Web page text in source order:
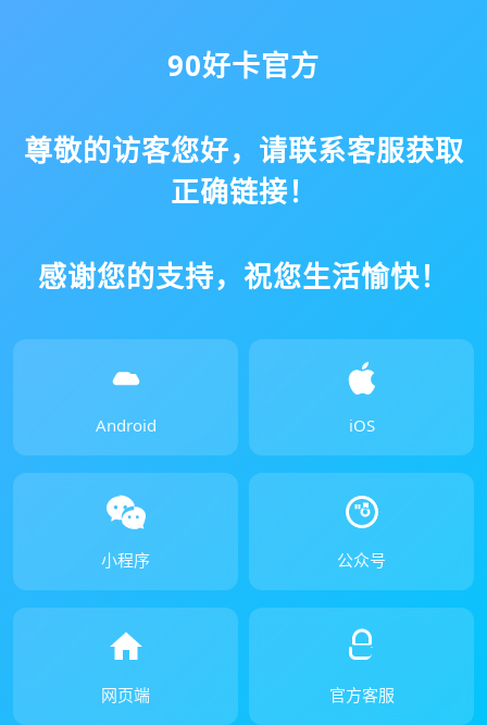
90好卡官方
尊敬的访客您好，请联系客服获取
正确链接！
感谢您的支持，祝您生活愉快！
Android iOS
小程序 公众号
网页端 官方客服